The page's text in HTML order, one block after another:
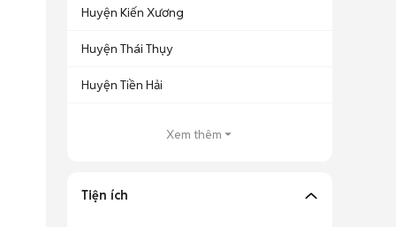
Huyện Kiến Xương
Huyện Thái Thụy
Huyện Tiền Hải
Xem thêm
Tiện ích